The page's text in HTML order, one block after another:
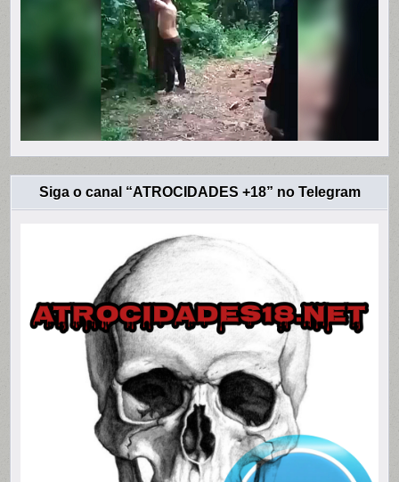
Siga o canal “ATROCIDADES +18” no Telegram